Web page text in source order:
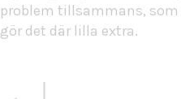
problem tillsammans, som
gör det där lilla extra.